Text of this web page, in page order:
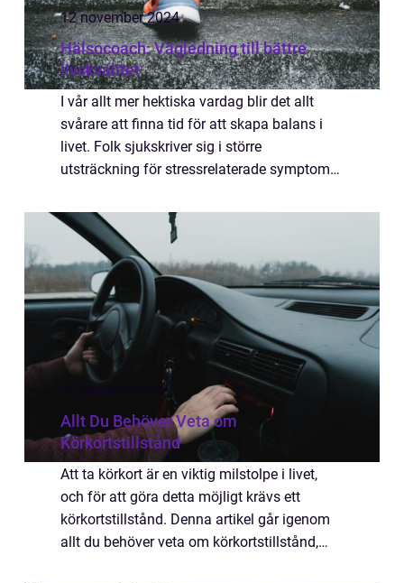
12 november 2024
Hälsocoach: Vägledning till bättre
livskvalitet
I vår allt mer hektiska vardag blir det allt
svårare att finna tid för att skapa balans i
livet. Folk sjukskriver sig i större
utsträckning för stressrelaterade symptom
10 oktober 2024
Allt Du Behöver Veta om
Körkortstillstånd
Att ta körkort är en viktig milstolpe i livet,
och för att göra detta möjligt krävs ett
körkortstillstånd. Denna artikel går igenom
allt du behöver veta om körkortstillstånd,